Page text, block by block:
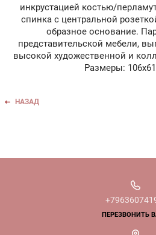
инкрустацией костью/
спинка с центральной
образное основание.
представительской мебели,
высокой художественной и
Размеры:
НАЗАД
ПЕРЕЗВОНИТЬ